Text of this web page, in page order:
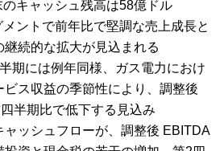
キャッシュ残高は58億ドル
ントで前年比で堅調な売上成長と
続的な拡大が見込まれる
期には例年同様、ガス電力におけ
ビス収益の季節性により、調整後
半期比で低下する見込み
ャッシュフローが、調整後 EBITDA